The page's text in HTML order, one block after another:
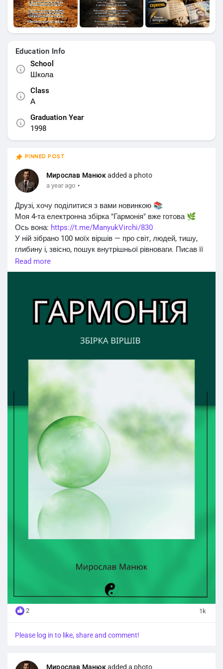
Education Info
School
Школа
Class
А
Graduation Year
1998
PINNED POST
Мирослав Манюкadded a photo
a year ago ·
Друзі, хочу поділитися з вами новинкою 📚
Моя 4-та електронна збірка "Гармонія" вже готова 🌿
Ось вона: https://t.me/ManyukVirchi/830
У ній зібрано 100 моїх віршів — про світ, людей, тишу,
глибину і, звісно, пошук внутрішньої рівноваги. Писав її
серцем, добираючи кожен рядок, ніби ноту в пісні душі.
#поезія #збіркаГармонія #ПоетиІнтернету
Read more
2 1k
Please log in to like, share and comment!
Мирослав Манюкadded a photo